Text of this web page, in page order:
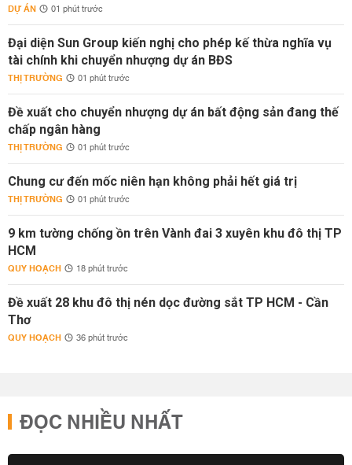
DỰ ÁN 01 phút trước
Đại diện Sun Group kiến nghị cho phép kế thừa nghĩa vụ
tài chính khi chuyển nhượng dự án BĐS
THỊ TRƯỜNG 01 phút trước
Đề xuất cho chuyển nhượng dự án bất động sản đang thế
chấp ngân hàng
THỊ TRƯỜNG 01 phút trước
Chung cư đến mốc niên hạn không phải hết giá trị
THỊ TRƯỜNG 01 phút trước
9 km tường chống ồn trên Vành đai 3 xuyên khu đô thị TP
HCM
QUY HOẠCH 18 phút trước
Đề xuất 28 khu đô thị nén dọc đường sắt TP HCM - Cần
Thơ
QUY HOẠCH 36 phút trước
ĐỌC NHIỀU NHẤT